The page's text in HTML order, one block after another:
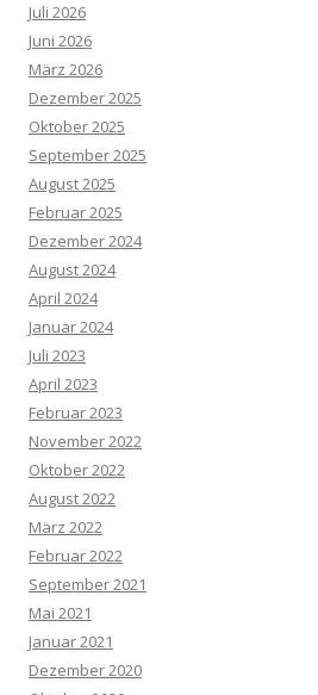
Juli 2026
Juni 2026
März 2026
Dezember 2025
Oktober 2025
September 2025
August 2025
Februar 2025
Dezember 2024
August 2024
April 2024
Januar 2024
Juli 2023
April 2023
Februar 2023
November 2022
Oktober 2022
August 2022
März 2022
Februar 2022
September 2021
Mai 2021
Januar 2021
Dezember 2020